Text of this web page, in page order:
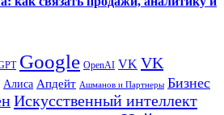
Google OpenAI VK VK
Алиса Апдейт Ашманов и Партнеры Бизнес
Искусственный интеллект